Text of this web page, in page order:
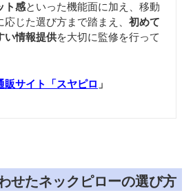
ト感といった機能面に加え、移動
じた選び方まで踏まえ、 初めて
い情報提供を大切に監修を行って
サイト「スヤピロ 」
せたネックピローの選び方